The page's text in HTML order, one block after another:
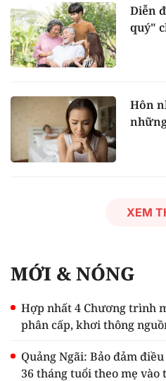
Diễn
quý"
Hôn
XEM
MỚI & NÓNG
Hợp nhất 4 Chương trình
phân cấp, khơi thông
Quảng Ngãi: Bảo đảm
36 tháng tuổi theo mẹ